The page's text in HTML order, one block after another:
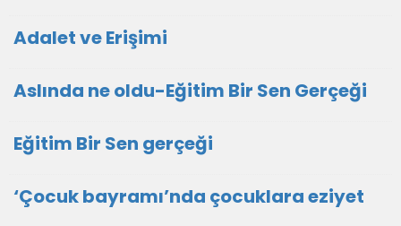
Adalet ve Erişimi
Aslında ne oldu-Eğitim Bir Sen Gerçeği
Eğitim Bir Sen gerçeği
‘Çocuk bayramı’nda çocuklara eziyet